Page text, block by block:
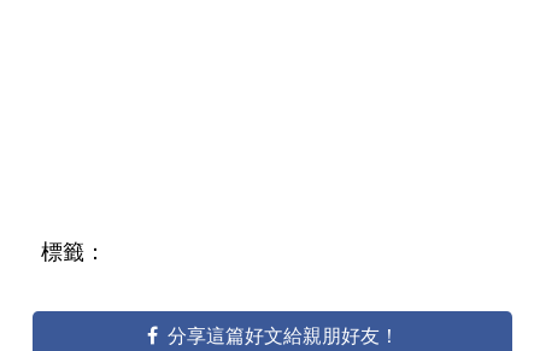
標籤：
分享這篇好文給親朋好友！